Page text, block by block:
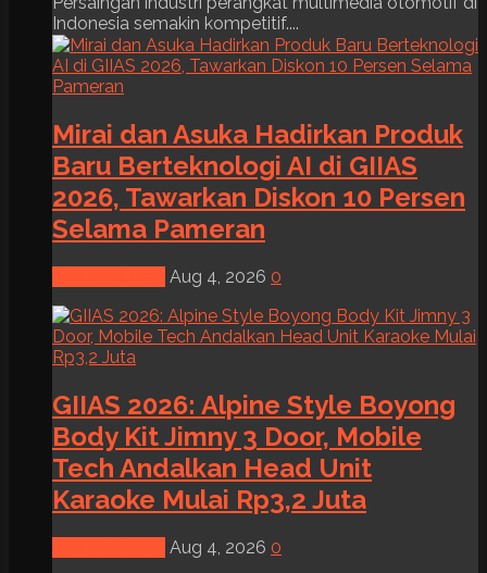
Indonesia semakin kompetitif....
Mirai dan Asuka Hadirkan Produk
Baru Berteknologi AI di GIIAS
2026, Tawarkan Diskon 10 Persen
Selama Pameran
Aug 4, 2026 0
GIIAS 2026: Alpine Style Boyong
Body Kit Jimny 3 Door, Mobile
Tech Andalkan Head Unit
Karaoke Mulai Rp3,2 Juta
Aug 4, 2026 0